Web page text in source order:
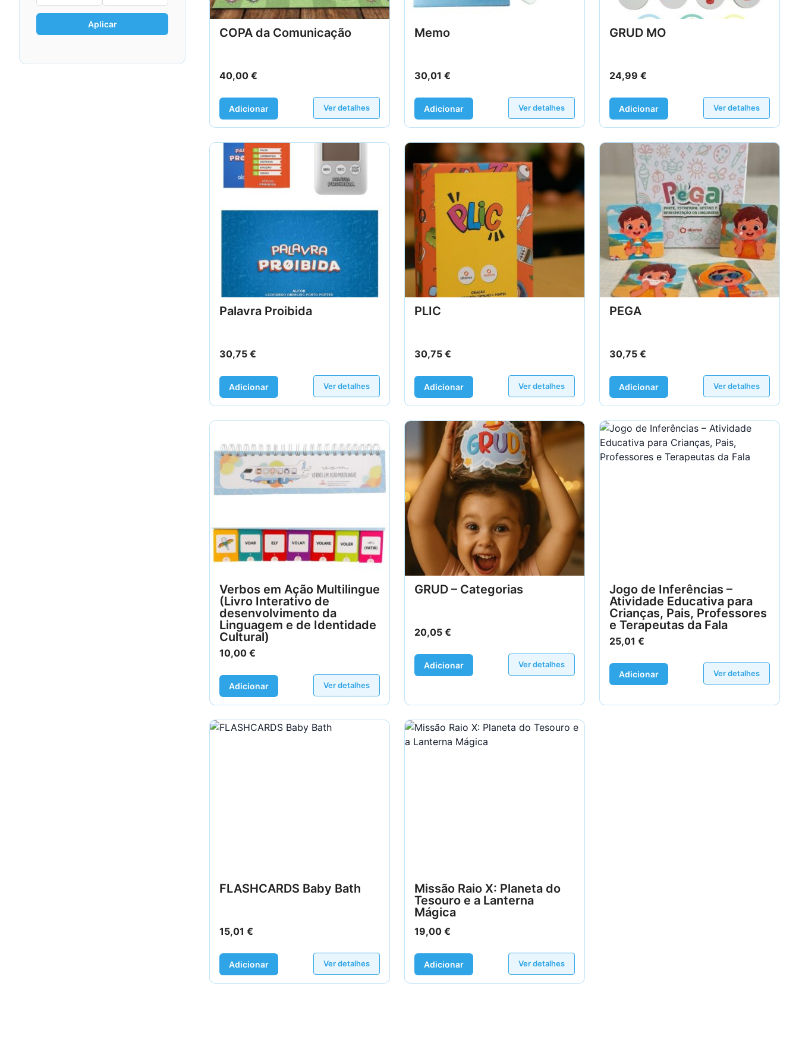
Aplicar
COPA da Comunicação
40,00 €
Adicionar Ver detalhes
Memo
30,01 €
Adicionar Ver detalhes
GRUD MO
24,99 €
Adicionar Ver detalhes
Palavra Proibida
30,75 €
Adicionar Ver detalhes
PLIC
30,75 €
Adicionar Ver detalhes
PEGA
30,75 €
Adicionar Ver detalhes
Verbos em Ação Multilingue
(Livro Interativo de
desenvolvimento da
Linguagem e de Identidade
Cultural)
10,00 €
Adicionar Ver detalhes
GRUD – Categorias
20,05 €
Adicionar Ver detalhes
Jogo de Inferências –
Atividade Educativa para
Crianças, Pais, Professores
e Terapeutas da Fala
25,01 €
Adicionar Ver detalhes
FLASHCARDS Baby Bath
15,01 €
Adicionar Ver detalhes
Missão Raio X: Planeta do
Tesouro e a Lanterna
Mágica
19,00 €
Adicionar Ver detalhes